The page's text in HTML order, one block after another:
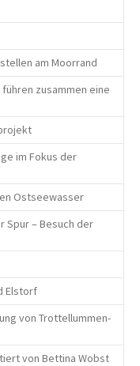
am Moorrand
führen zusammen eine
im Fokus der
Ostseewasser
Spur – Besuch der
Elstorf
von Trottellummen-
von Bettina Wobst